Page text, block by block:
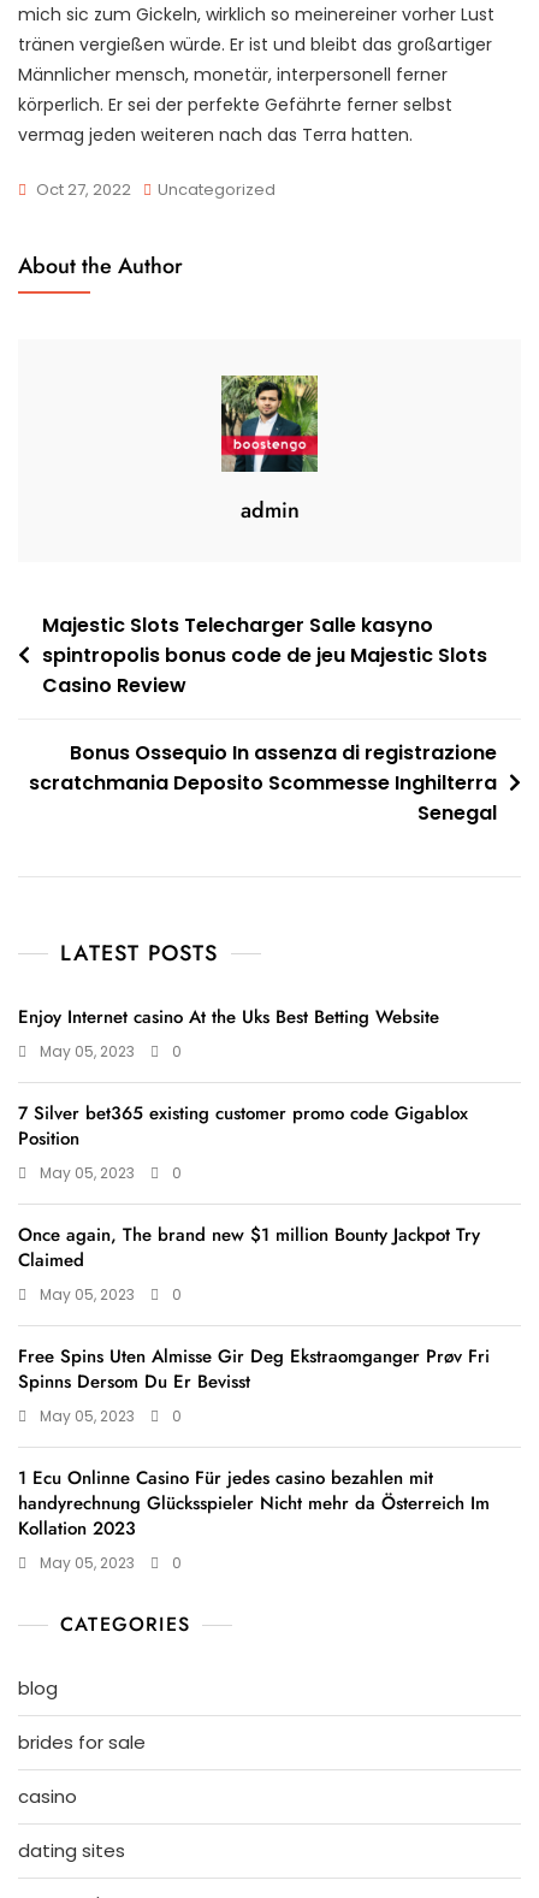
mich sic zum Gickeln, wirklich so meinereiner vorher Lust
tränen vergießen würde. Er ist und bleibt das großartiger
Männlicher mensch, monetär, interpersonell ferner
körperlich. Er sei der perfekte Gefährte ferner selbst
vermag jeden weiteren nach das Terra hatten.
Oct 27, 2022 Uncategorized
About the Author
admin
Post
navigation
Majestic Slots Telecharger Salle kasyno
spintropolis bonus code de jeu Majestic Slots
Casino Review
Bonus Ossequio In assenza di registrazione
scratchmania Deposito Scommesse Inghilterra
Senegal
LATEST POSTS
Enjoy Internet casino At the Uks Best Betting Website
May 05, 2023 0
7 Silver bet365 existing customer promo code Gigablox
Position
May 05, 2023 0
Once again, The brand new $1 million Bounty Jackpot Try
Claimed
May 05, 2023 0
Free Spins Uten Almisse Gir Deg Ekstraomganger Prøv Fri
Spinns Dersom Du Er Bevisst
May 05, 2023 0
1 Ecu Onlinne Casino Für jedes casino bezahlen mit
handyrechnung Glücksspieler Nicht mehr da Österreich Im
Kollation 2023
May 05, 2023 0
CATEGORIES
blog
brides for sale
casino
dating sites